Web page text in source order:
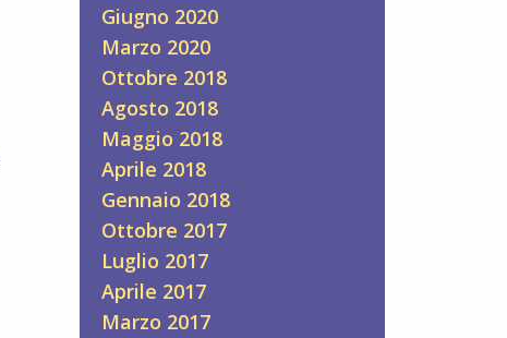
Giugno 2020
Marzo 2020
Ottobre 2018
Agosto 2018
Maggio 2018
Aprile 2018
Gennaio 2018
Ottobre 2017
Luglio 2017
Aprile 2017
Marzo 2017